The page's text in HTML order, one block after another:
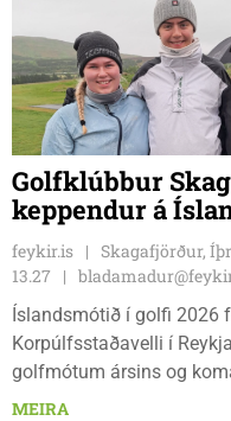
Golfklúbbur
keppendur á
feykir.is Skagafjörður,
13.27
Íslandsmótið í golfi 2026
Korpúlfsstaðavelli í
golfmótum ársins og
saman til að sýna
MEIRA